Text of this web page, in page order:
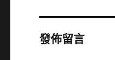
發佈留言